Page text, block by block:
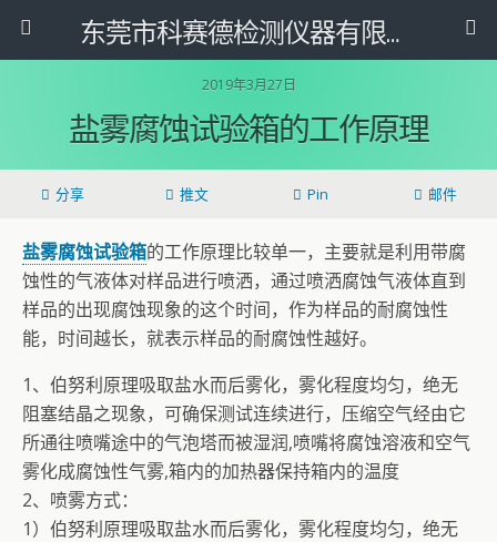
东莞市科赛德检测仪器有限公司
2019年3月27日
盐雾腐蚀试验箱的工作原理
分享 推文 Pin 邮件
盐雾腐蚀试验箱的工作原理比较单一，主要就是利用带腐
蚀性的气液体对样品进行喷洒，通过喷洒腐蚀气液体直到
样品的出现腐蚀现象的这个时间，作为样品的耐腐蚀性
能，时间越长，就表示样品的耐腐蚀性越好。
1、伯努利原理吸取盐水而后雾化，雾化程度均匀，绝无
阻塞结晶之现象，可确保测试连续进行，压缩空气经由它
所通往喷嘴途中的气泡塔而被湿润,喷嘴将腐蚀溶液和空气
雾化成腐蚀性气雾,箱内的加热器保持箱内的温度
2、喷雾方式：
1）伯努利原理吸取盐水而后雾化，雾化程度均匀，绝无